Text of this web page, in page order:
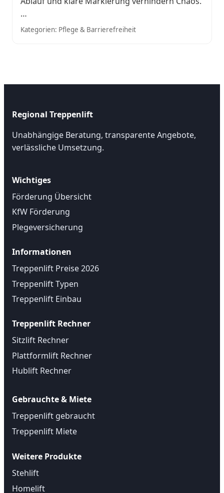
…
Kategorien: Pflege & Barrierefreiheit
Regional Treppenlift
Unabhängige Beratung, transparente Angebote,
verlässliche Umsetzung.
Wichtiges
Förderung Übersicht
KfW Förderung
Plegeversicherung
Informationen
Treppenlift Preise 2026
Treppenlift Typen
Treppenlift Einbau
Treppenlift Rechner
Sitzlift Rechner
Plattformlift Rechner
Hublift Rechner
Gebrauchte & Miete
Treppenlift gebraucht
Treppenlift Miete
Weitere Produkte
Stehlift
Homelift